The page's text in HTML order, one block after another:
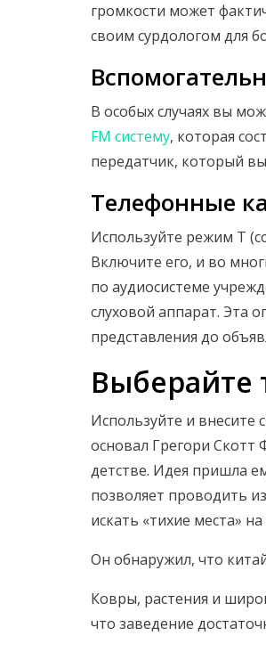
громкости может
своим сурдологом для
В особых случаях вы
FM систему, которая
передатчик, который
Телефонные
Используйте режим T
Включите его, и во
по аудиосистеме
слуховой аппарат. Эта
представления до
Выберайте
Используйте и
основал Грегори Скотт
детстве. Идея пришла
позволяет проводить
искать «тихие места»
Он обнаружил, что
Ковры, растения и
что заведение